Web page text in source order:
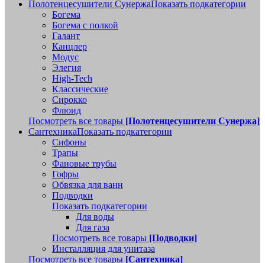
Полотенцесушители СунержаПоказать подкатегории
Богема
Богема с полкой
Галант
Канцлер
Модус
Элегия
High-Tech
Классические
Сирокко
Флюид
Посмотреть все товары [Полотенцесушители Сунержа]
СантехникаПоказать подкатегории
Сифоны
Трапы
Фановые трубы
Гофры
Обвязка для ванн
Подводки
Показать подкатегории
Для воды
Для газа
Посмотреть все товары [Подводки]
Инсталляция для унитаза
Посмотреть все товары [Сантехника]